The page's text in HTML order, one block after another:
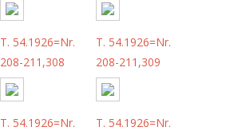
T. 54.1926=Nr.
208-211,308
T. 54.1926=Nr.
208-211,309
T. 54.1926=Nr.
T. 54.1926=Nr.